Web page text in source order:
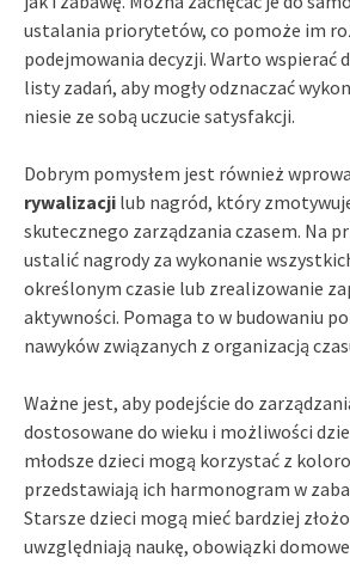
ustalania priorytetów, co pomoże im
podejmowania decyzji. Warto wspierać
listy zadań, aby mogły odznaczać
niesie ze sobą uczucie satysfakcji.
Dobrym pomysłem jest również
rywalizacji lub nagród, który
skutecznego zarządzania czasem. Na
ustalić nagrody za wykonanie
określonym czasie lub zrealizowanie
aktywności. Pomaga to w budowaniu
nawyków związanych z organizacją
Ważne jest, aby podejście do
dostosowane do wieku i możliwości
młodsze dzieci mogą korzystać z
przedstawiają ich harmonogram w
Starsze dzieci mogą mieć bardziej
uwzględniają naukę, obowiązki